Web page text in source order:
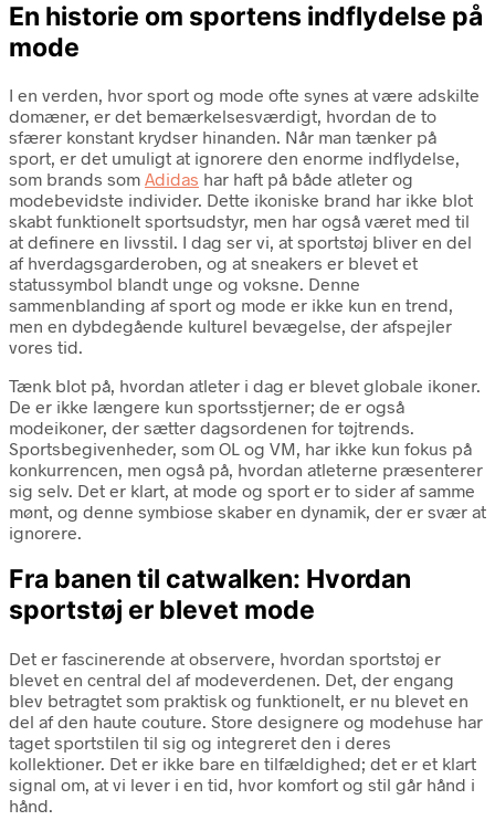
En historie om sportens indflydelse på
mode
I en verden, hvor sport og mode ofte synes at være adskilte
domæner, er det bemærkelsesværdigt, hvordan de to
sfærer konstant krydser hinanden. Når man tænker på
sport, er det umuligt at ignorere den enorme indflydelse,
som brands som Adidas har haft på både atleter og
modebevidste individer. Dette ikoniske brand har ikke blot
skabt funktionelt sportsudstyr, men har også været med til
at definere en livsstil. I dag ser vi, at sportstøj bliver en del
af hverdagsgarderoben, og at sneakers er blevet et
statussymbol blandt unge og voksne. Denne
sammenblanding af sport og mode er ikke kun en trend,
men en dybdegående kulturel bevægelse, der afspejler
vores tid.
Tænk blot på, hvordan atleter i dag er blevet globale ikoner.
De er ikke længere kun sportsstjerner; de er også
modeikoner, der sætter dagsordenen for tøjtrends.
Sportsbegivenheder, som OL og VM, har ikke kun fokus på
konkurrencen, men også på, hvordan atleterne præsenterer
sig selv. Det er klart, at mode og sport er to sider af samme
mønt, og denne symbiose skaber en dynamik, der er svær at
ignorere.
Fra banen til catwalken: Hvordan
sportstøj er blevet mode
Det er fascinerende at observere, hvordan sportstøj er
blevet en central del af modeverdenen. Det, der engang
blev betragtet som praktisk og funktionelt, er nu blevet en
del af den haute couture. Store designere og modehuse har
taget sportstilen til sig og integreret den i deres
kollektioner. Det er ikke bare en tilfældighed; det er et klart
signal om, at vi lever i en tid, hvor komfort og stil går hånd i
hånd.